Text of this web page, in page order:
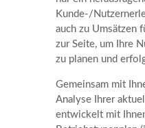
Kunde-/
auch zu Umsätzen
zur Seite, um Ihre
zu planen und
Gemeinsam mit
Analyse Ihrer
entwickelt mit